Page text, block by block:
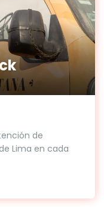
de
Lima en cada